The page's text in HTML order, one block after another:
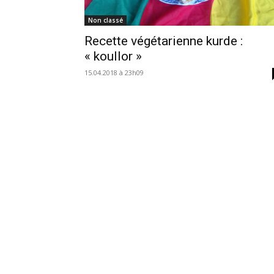
Non classé
Recette végétarienne kurde :
« koullor »
15.04.2018 à 23h09